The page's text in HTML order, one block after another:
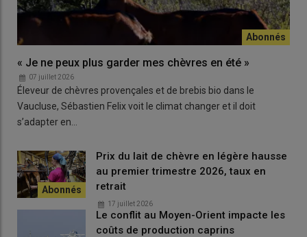
Lire aussi :Du temps et de l’herbe pour pâturer
« Je ne peux plus garder mes chèvres en été »
07 juillet 2026
Éleveur de chèvres provençales et de brebis bio dans le
Vaucluse, Sébastien Felix voit le climat changer et il doit
s’adapter en…
Prix du lait de chèvre en légère hausse
au premier trimestre 2026, taux en
retrait
17 juillet 2026
Le conflit au Moyen-Orient impacte les
coûts de production caprins